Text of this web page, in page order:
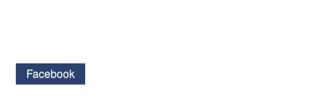
Facebook